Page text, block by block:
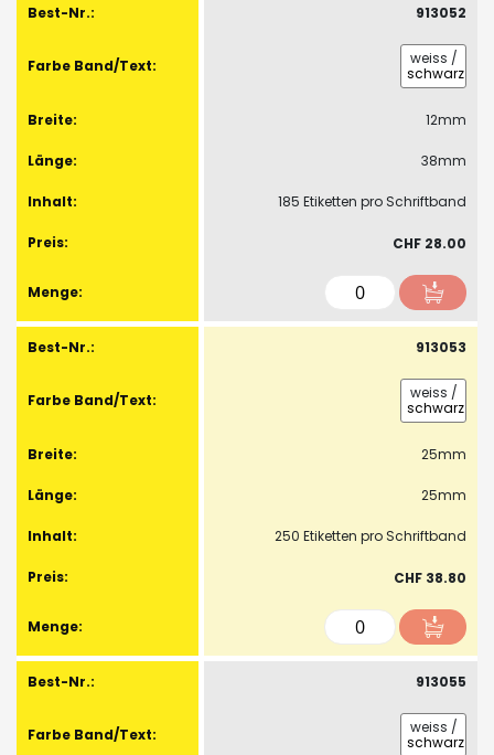
913052
weiss /
schwarz
12mm
38mm
185 Etiketten pro Schriftband
CHF 28.00
913053
weiss /
schwarz
25mm
25mm
250 Etiketten pro Schriftband
CHF 38.80
913055
weiss /
schwarz